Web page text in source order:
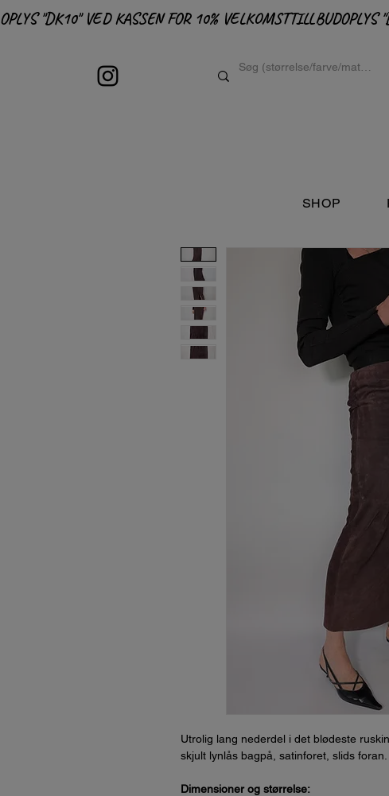
OPLYS "DK10" VED KASSEN FOR 10% VELKOMSTTILLBUD
SHOP
Utrolig lang nederdel i det blødeste
skjult lynlås bagpå, satinforet, slids
Dimensioner og størrelse: